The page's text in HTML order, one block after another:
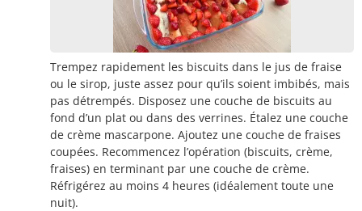
Trempez rapidement les biscuits dans le jus de fraise
ou le sirop, juste assez pour qu’ils soient imbibés, mais
pas détrempés. Disposez une couche de biscuits au
fond d’un plat ou dans des verrines. Étalez une couche
de crème mascarpone. Ajoutez une couche de fraises
coupées. Recommencez l’opération (biscuits, crème,
fraises) en terminant par une couche de crème.
Réfrigérez au moins 4 heures (idéalement toute une
nuit).